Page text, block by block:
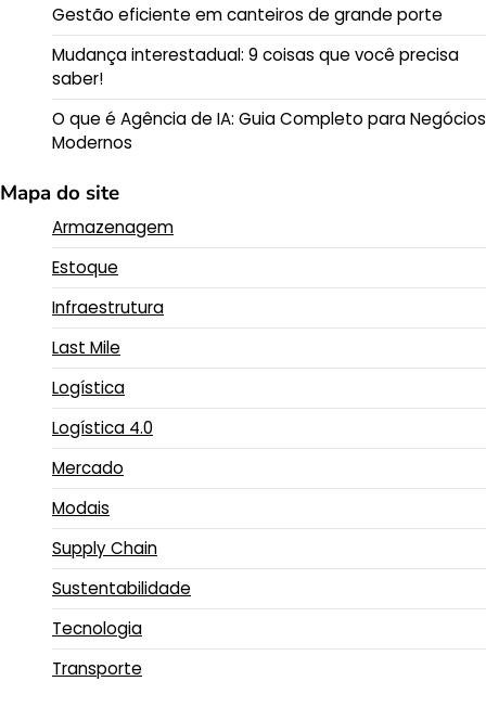
Gestão eficiente em canteiros de grande porte
Mudança interestadual: 9 coisas que você precisa
saber!
O que é Agência de IA: Guia Completo para Negócios
Modernos
Mapa do site
Armazenagem
Estoque
Infraestrutura
Last Mile
Logística
Logística 4.0
Mercado
Modais
Supply Chain
Sustentabilidade
Tecnologia
Transporte